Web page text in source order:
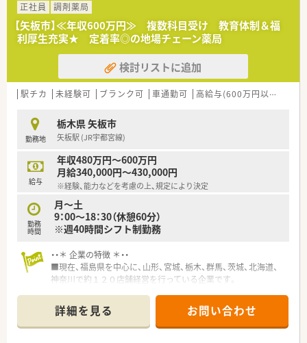
<こんな方へおススメ>
■薬局での勤務以外に「経営」「人事」にも興味があり、チャンス
を求めている方、また今までの経験を活かして会社へ貢献したい
方
■異動なく腰を据えて勤務を行う事が可能です。患者様と関係
性を構築し「かかりつけ薬剤師」として活躍したい方
■福利厚生の充実した会社で仕事とプライベートの両立した生
活を送りたい方
<こんな企業です>
■福島県郡山市に本社を構え、東北エリアを中心に全国190店舗
以上を展開しております。エリア制度も採用しており全国転勤
から転居なしの自宅通勤までご希望に合わせた勤務エリアの選
択が可能です。
■調剤薬局運営の他、医薬品卸業、デイサービス、ショートステ
イ、特別養護老人ホーム、介護付き有料老人ホームの運営も行
い、医療・福祉のトータルサポートを目指しております。
■「地域包括ケア」を重要なテーマとし、在宅医療や多職種連携
といった先進的な課題に目を向け、未来型の薬剤師育成を目指し
■勤務シフトは本社一括で作成しております。希望休100％承認
を目指して近隣店舗からの応援等を必要に応じて調整を行いま
す。周囲に気兼ねなく取得できる嬉しい制度です。
当、現場でのスペシャリストなど社員一人ひとりが描くキャリア
プランに合わせた働き方も提案可能です。
正社員 調剤薬局
【矢板市】≪年収600万円≫ 複数科目受け 教育体制＆福
利厚生充実★ 定着率◎の地場チェーン薬局
検討リストに追加
駅チカ 未経験可 ブランク可 車通勤可 高給与(600万円以上)
勤務地
栃木県 矢板市
矢板駅 (JR宇都宮線)
給与
年収480万円～600万円
月給340,000円～430,000円
※経験、能力などを考慮の上、規定により決定
勤務
時間
月～土
9：00～18：30（休憩60分）
※週40時間シフト制勤務
・・＊ 企業の特徴 ＊・・
■現在、福島県を中心に、山形、宮城、栃木、群馬、茨城、北海道、
神奈川で約１２０店舗経営を行っている企業です。
充実により人材育成を推し進め、地域医療に貢献していきたいと
考えています。
詳細を見る お問い合わせ